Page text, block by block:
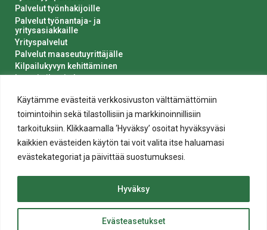
Käytämme evästeitä verkkosivuston välttämättömiin
toimintoihin sekä tilastollisiin ja markkinoinnillisiin
tarkoituksiin. Klikkaamalla ‘Hyväksy’ osoitat hyväksyväsi
kaikkien evästeiden käytön tai voit valita itse haluamasi
evästekategoriat ja päivittää suostumuksesi.
Evästeasetukset
Hyväksy
Palvelut työnhakijoille
Palvelut työnantaja- ja
yritysasiakkaille
Yrityspalvelut
Palvelut maaseutuyrittäjälle
Kilpailukyvyn kehittäminen
Luvat ja ilmoitukset
Saavutettavuusseloste